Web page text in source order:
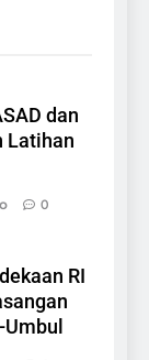
dan
Latihan
0
RI